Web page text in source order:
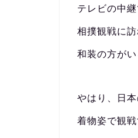
テレビの中
相撲観戦に
和装の方が
やはり、日
着物姿で観